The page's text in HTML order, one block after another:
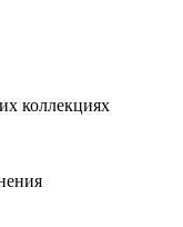
коллекциях